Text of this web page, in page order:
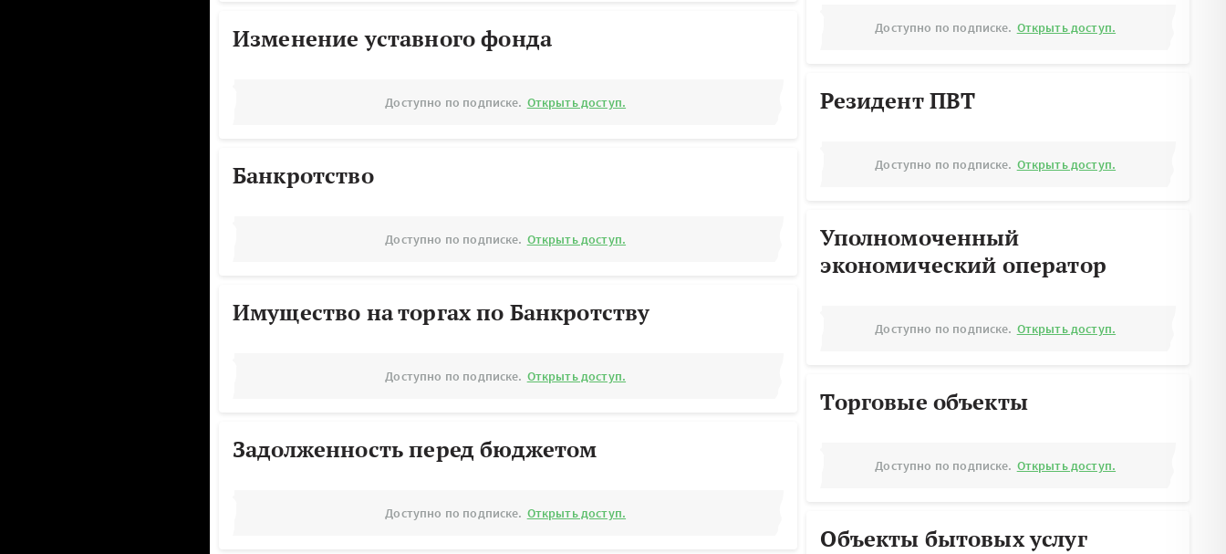
Изменение уставного фонда
Доступно по подписке. Открыть доступ.
Банкротство
Доступно по подписке. Открыть доступ.
Имущество на торгах по Банкротству
Доступно по подписке. Открыть доступ.
Задолженность перед бюджетом
Доступно по подписке. Открыть доступ.
Доступно по подписке. Открыть доступ.
Резидент ПВТ
Доступно по подписке. Открыть доступ.
Уполномоченный
экономический оператор
Доступно по подписке. Открыть доступ.
Торговые объекты
Доступно по подписке. Открыть доступ.
Объекты бытовых услуг